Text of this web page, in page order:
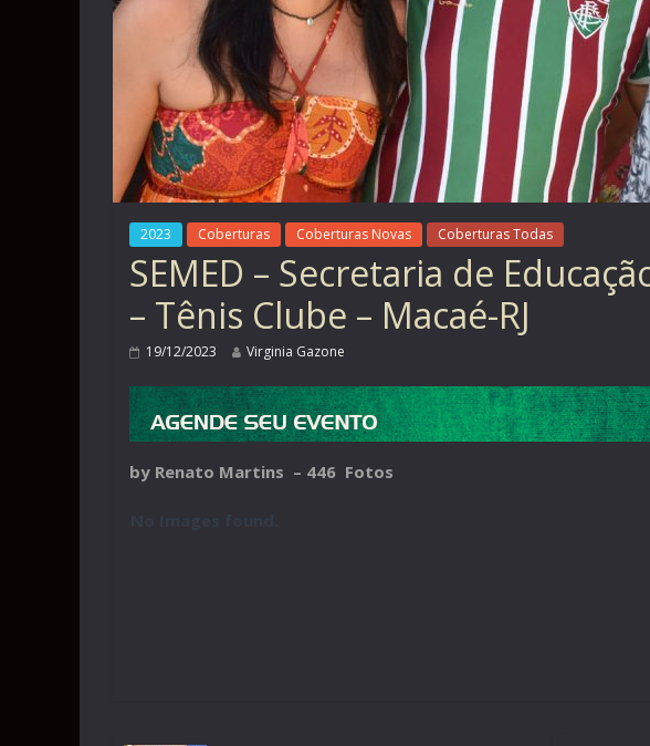
2023 Coberturas Coberturas Novas Coberturas Todas
SEMED – Secretaria de
– Tênis Clube – Macaé-RJ
19/12/2023 Virginia Gazone
by Renato Martins – 446 Fotos